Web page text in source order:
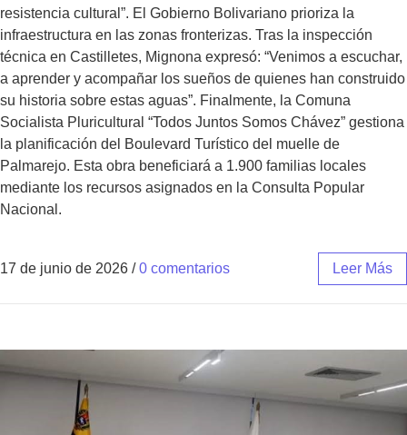
resistencia cultural”. El Gobierno Bolivariano prioriza la
infraestructura en las zonas fronterizas. Tras la inspección
técnica en Castilletes, Mignona expresó: “Venimos a escuchar,
a aprender y acompañar los sueños de quienes han construido
su historia sobre estas aguas”. Finalmente, la Comuna
Socialista Pluricultural “Todos Juntos Somos Chávez” gestiona
la planificación del Boulevard Turístico del muelle de
Palmarejo. Esta obra beneficiará a 1.900 familias locales
mediante los recursos asignados en la Consulta Popular
Nacional.
17 de junio de 2026 / 0 comentarios Leer Más